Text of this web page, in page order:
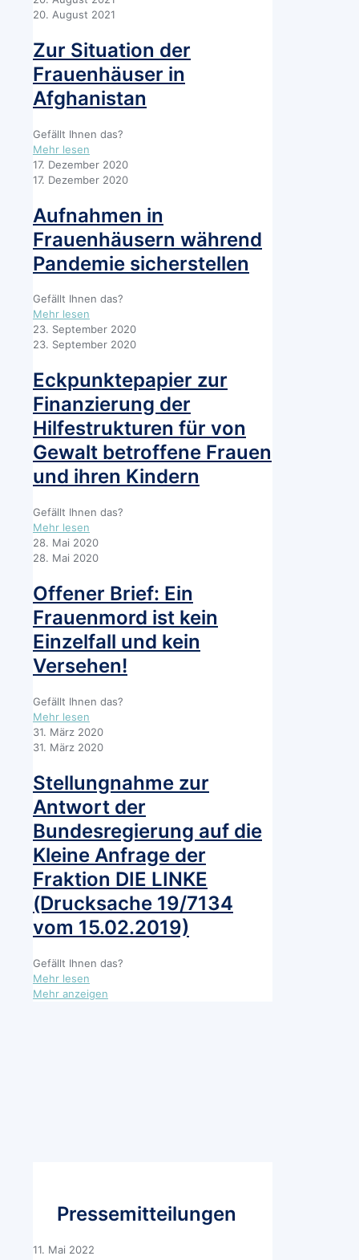
der
gleicher
Umgang
und
gleiche
Teilhabe
alle
Menschen
in
20. August 2021
Zur Situation der
Frauenhäuser in
Afghanistan
Gefällt Ihnen das?
Mehr lesen
Zur
Situation
Frauenhäuser
in
Afghanistan
17. Dezember 2020
17. Dezember 2020
Aufnahmen in
Frauenhäusern während
Pandemie sicherstellen
Gefällt Ihnen das?
Mehr lesen
Aufnahmen
in
während
Pandemie
sicherstellen
23. September 2020
23. September 2020
Eckpunktepapier zur
Finanzierung der
Hilfestrukturen für von
Gewalt betroffene Frauen
und ihren Kindern
Gefällt Ihnen das?
Mehr lesen
Eckpunktepapier
zur
der
Hilfestrukturen
für
von
Gewalt
betroffene
Frauen
und
ihren
Kindern
28. Mai 2020
28. Mai 2020
Offener Brief: Ein
Frauenmord ist kein
Einzelfall und kein
Versehen!
Gefällt Ihnen das?
Mehr lesen
Offener
Brief:
Frauenmord
ist
kein
und
kein
Versehen!
31. März 2020
31. März 2020
Stellungnahme zur
Antwort der
Bundesregierung auf die
Kleine Anfrage der
Fraktion DIE LINKE
(Drucksache 19/7134
vom 15.02.2019)
Gefällt Ihnen das?
Mehr lesen
Stellungnahme
vom
Mehr anzeigen
Pressemitteilungen
11. Mai 2022